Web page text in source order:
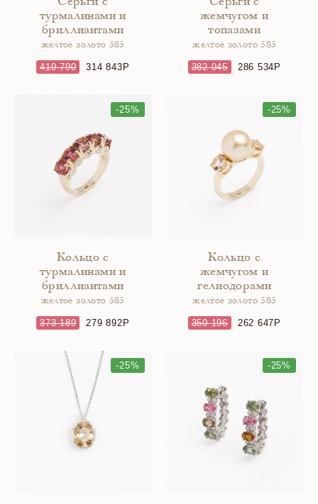
турмалинами и
бриллиантами
желтое золото 585
419 790 314 843
жемчугом и
топазами
желтое золото 585
382 045 286 534
-25%
Кольцо с
турмалинами и
бриллиантами
желтое золото 585
373 189 279 892
-25%
Кольцо с
жемчугом и
гелиодорами
желтое золото 585
350 196 262 647
-25% -25%